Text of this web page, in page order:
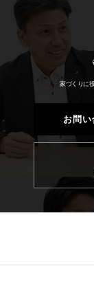
家づくりに
お問